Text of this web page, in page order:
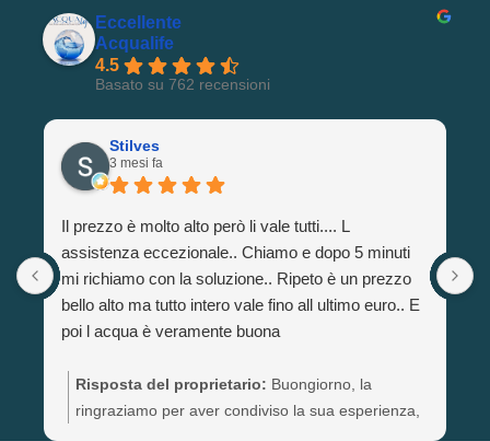
Eccellente
Acqualife
4.5
Basato su 762 recensioni
Stilves
3 mesi fa
Il prezzo è molto alto però li vale tutti.... L
assistenza eccezionale.. Chiamo e dopo 5 minuti
mi richiamo con la soluzione.. Ripeto è un prezzo
bello alto ma tutto intero vale fino all ultimo euro.. E
poi l acqua è veramente buona
Risposta del proprietario: Buongiorno, la
ringraziamo per aver condiviso la sua esperienza,